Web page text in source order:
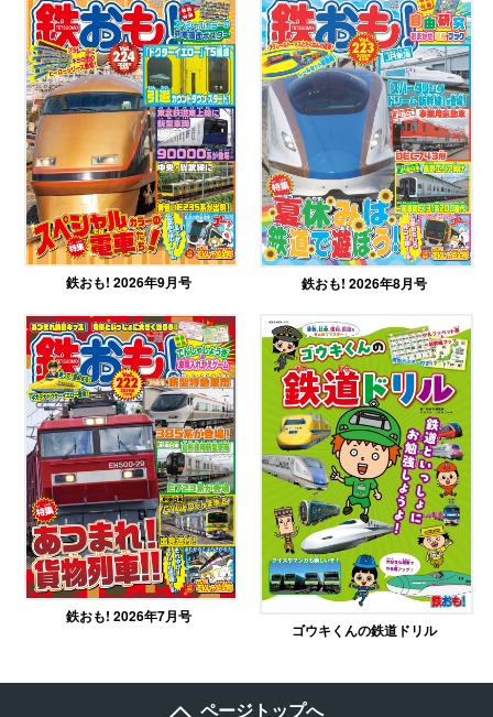
鉄おも! 2026年9月号 鉄おも! 2026年8月号
鉄おも! 2026年7月号
ゴウキくんの鉄道ドリル
ページトップへ